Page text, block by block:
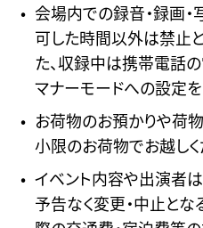
会場内での録音・録画・
可した時間以外は禁止
た、収録中は携帯電話
マナーモードへの設定を
お荷物のお預かりや荷
小限のお荷物でお越しく
イベント内容や出演者
予告なく変更・中止とな